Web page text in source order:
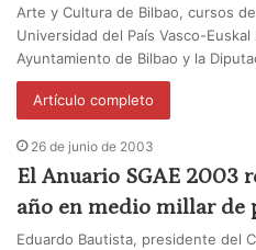
Arte y Cultura de Bilbao, cursos
Universidad del País Vasco-
Ayuntamiento de Bilbao y la
Artículo completo
26 de junio de 2003
El Anuario SGAE 2003
año en medio millar de
Eduardo Bautista, presidente del